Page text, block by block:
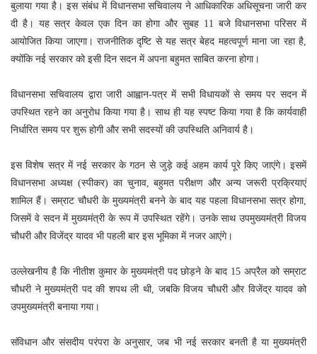
बुलाया गया है। इस संबंध में विधानसभा सचिवालय ने आधिकारिक अधिसूचना जारी कर
दी है। यह सत्र केवल एक दिन का होगा और सुबह 11 बजे विधानसभा परिसर में
आयोजित किया जाएगा। राजनीतिक दृष्टि से यह सत्र बेहद महत्वपूर्ण माना जा रहा है,
क्योंकि नई सरकार को इसी दिन सदन में अपना बहुमत साबित करना होगा।
विधानसभा सचिवालय द्वारा जारी आह्वान-पत्र में सभी विधायकों से समय पर सदन में
उपस्थित रहने का अनुरोध किया गया है। साथ ही यह स्पष्ट किया गया है कि कार्यवाही
निर्धारित समय पर शुरू होगी और सभी सदस्यों की उपस्थिति अनिवार्य है।
इस विशेष सत्र में नई सरकार के गठन से जुड़े कई अहम कार्य पूरे किए जाएंगे। इसमें
विधानसभा अध्यक्ष (स्पीकर) का चुनाव, बहुमत परीक्षण और अन्य जरूरी प्रक्रियाएं
शामिल हैं। सम्राट चौधरी के मुख्यमंत्री बनने के बाद यह पहला विधानसभा सत्र होगा,
जिसमें वे सदन में मुख्यमंत्री के रूप में उपस्थित रहेंगे। उनके साथ उपमुख्यमंत्री विजय
चौधरी और विजेंद्र यादव भी पहली बार इस भूमिका में नजर आएंगे।
उल्लेखनीय है कि नीतीश कुमार के मुख्यमंत्री पद छोड़ने के बाद 15 अप्रैल को सम्राट
चौधरी ने मुख्यमंत्री पद की शपथ ली थी, जबकि विजय चौधरी और विजेंद्र यादव को
उपमुख्यमंत्री बनाया गया।
संविधान और संसदीय परंपरा के अनुसार, जब भी नई सरकार बनती है या मुख्यमंत्री